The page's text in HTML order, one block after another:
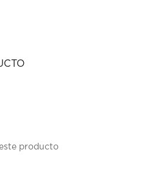
producto